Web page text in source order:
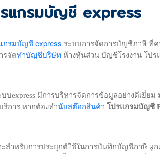
แกรมบัญชี express
กรมบัญชี express ระบบการจัดการบัญชีภาษี ที่ค
รจัดทำบัญชีบริษัท ห้างหุ้นส่วน บัญชีโรงงาน โปร
บบexpress มีการบริหารจัดการข้อมูลอย่างดีเยี่ย
ริการ หากต้องทำนับสต๊อกสินค้า โปรแกรมบัญชี
ะสำหรับการประยุกต์ใช้ในการบันทึกบัญชีภาษี ผู